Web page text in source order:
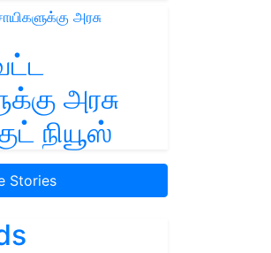
அரசு
நியூஸ்
Stories